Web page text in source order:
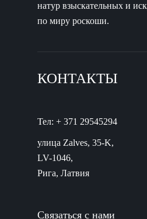
натур взыскательных и
по миру роскоши.
КОНТАКТЫ
Тел: + 371 29545294
улица Zalves, 35-K,
LV-1046,
Рига, Латвия
Связаться с нами